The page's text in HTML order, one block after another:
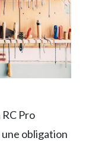
Pro
une obligation